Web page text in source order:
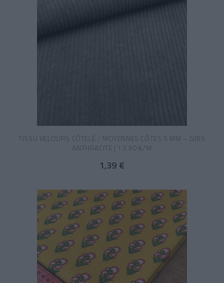
TISSU VELOURS CÔTELÉ / MOYENNES CÔTES 5 MM – GRIS
ANTHRACITE | 13.90 €/M
1,39 €